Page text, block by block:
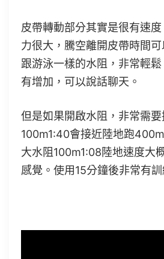
皮帶轉動部分其實是很有速
力很大，騰空離開皮帶時間
跟游泳一樣的水阻，非常輕
有增加，可以說話聊天。
但是如果開啟水阻，非常需
100m1:40會接近陸地跑
大水阻100m1:08陸地速度大
感覺。使用15分鐘後非常有訓